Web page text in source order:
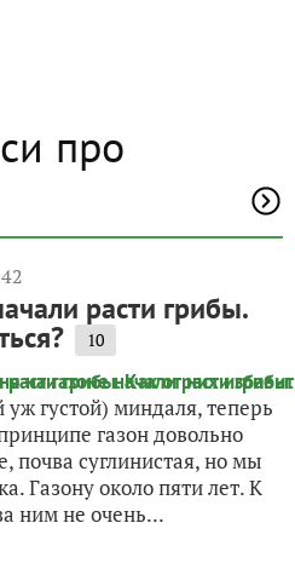
про
расти грибы.
10
уж густой) миндаля, теперь
газон довольно
почва суглинистая, но мы
Газону около пяти лет. К
ним не очень...